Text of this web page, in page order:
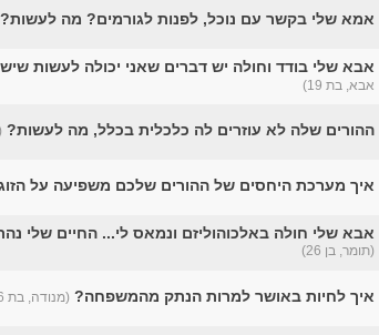
אמא שלי בקשר עם נוכל, לפנות לגורמים? מה לעשות?
אבא שלי בודד וחולה יש דברים שאני יכולה לעשות
אבא, בת 19)
ההורים שלה לא עוזרים לה כלכלית בכלל, מה לעשות?
איך מערכת היחסים של ההורים שלכם משפיעה על
אבא שלי חולה באלכוהוליזם ונמאס לי... החיים שלי
(תומר, בן 26)
איך לחיות באושר למרות הנתק מהמשפחה? (מנודה, בת 36)